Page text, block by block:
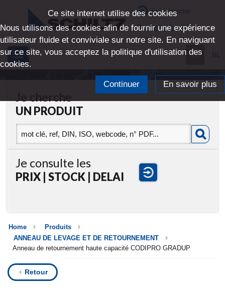
Se connecter
Demande d'accès
Toggle
navigation
FR NL
UN PRODUIT
Je consulte les
PRIX | STOCK | DELAI
Home
Produits
ANNEAU DE LEVAGE ET DE RETOURNEMENT
Anneau de retournement haute capacité CODIPRO GRADUP
Retour
Ce site internet utilise des cookies
Nous utilisons des cookies afin de fournir une expérience
utilisateur fluide et conviviale sur notre site. En naviguant
sur ce site, vous acceptez la politique d'utilisation des
cookies.
Continuer En savoir plus